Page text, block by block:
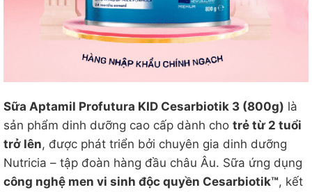
Sữa Aptamil Profutura KID Cesarbiotik 3 (800g) là
sản phẩm dinh dưỡng cao cấp dành cho trẻ từ 2 tuổi
trở lên, được phát triển bởi chuyên gia dinh dưỡng
Nutricia – tập đoàn hàng đầu châu Âu. Sữa ứng dụng
công nghệ men vi sinh độc quyền Cesarbiotik™, kết